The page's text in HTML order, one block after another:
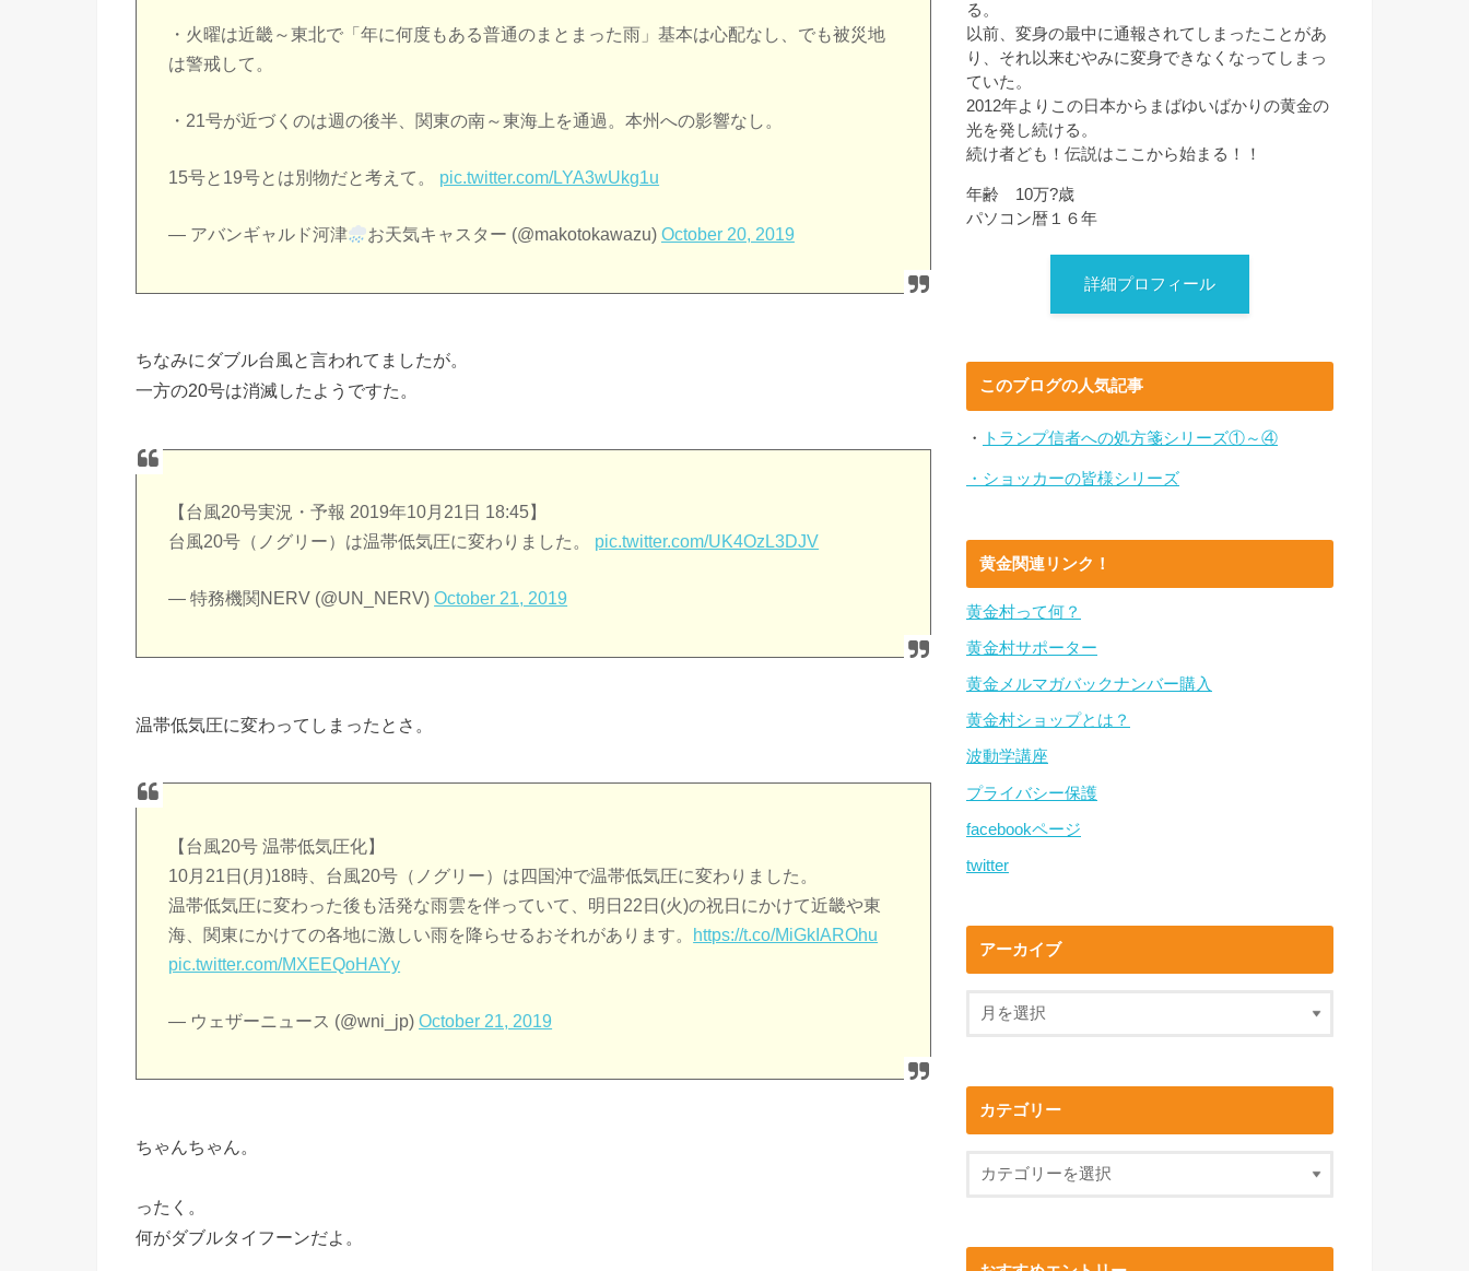
・火曜は近畿～東北で「年に何度もある普通のまとまった雨」基本は心配なし、でも被災地
は警戒して。
・21号が近づくのは週の後半、関東の南～東海上を通過。本州への影響なし。
15号と19号とは別物だと考えて。 pic.twitter.com/LYA3wUkg1u
— アバンギャルド河津 お天気キャスター (@makotokawazu) October 20, 2019
ちなみにダブル台風と言われてましたが。
一方の20号は消滅したようですた。
【台風20号実況・予報 2019年10月21日 18:45】
台風20号（ノグリー）は温帯低気圧に変わりました。 pic.twitter.com/UK4OzL3DJV
— 特務機関NERV (@UN_NERV)October 21, 2019
温帯低気圧に変わってしまったとさ。
【台風20号 温帯低気圧化】
10月21日(月)18時、台風20号（ノグリー）は四国沖で温帯低気圧に変わりました。
温帯低気圧に変わった後も活発な雨雲を伴っていて、明日22日(火)の祝日にかけて近畿や東
海、関東にかけての各地に激しい雨を降らせるおそれがあります。
https://t.co/MiGkIAROhu
pic.twitter.com/MXEEQoHAYy
— ウェザーニュース (@wni_jp)October 21, 2019
ちゃんちゃん。
ったく。
何がダブルタイフーンだよ。
る。
以前、変身の最中に通報されてしまったことがあ
り、それ以来むやみに変身できなくなってしまっ
ていた。
2012年よりこの日本からまばゆいばかりの黄金の
光を発し続ける。
続け者ども！伝説はここから始まる！！
年齢 10万?歳
パソコン暦１６年
詳細プロフィール
このブログの人気記事
・ トランプ信者への処方箋シリーズ①～④
・ショッカーの皆様シリーズ
黄金関連リンク！
黄金村って何？
黄金村サポーター
黄金メルマガバックナンバー購入
黄金村ショップとは？
波動学講座
プライバシー保護
facebookページ
twitter
アーカイブ
カテゴリー